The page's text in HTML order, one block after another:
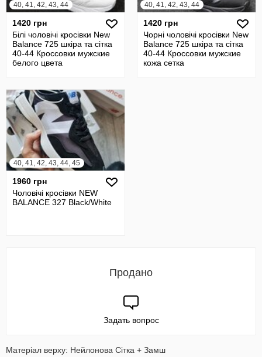
40, 41, 42, 43, 44
1420 грн
Білі чоловічі кросівки New
Balance 725 шкіра та сітка
40-44 Кроссовки мужские
белого цвета
40, 41, 42, 43, 44
1420 грн
Чорні чоловічі кросівки New
Balance 725 шкіра та сітка
40-44 Кроссовки мужские
кожа сетка
40, 41, 42, 43, 44, 45
1960 грн
Чоловічі кросівки NEW
BALANCE 327 Black/White
Продано
Задать вопрос
Матеріал верху: Нейлонова Сітка + Замш